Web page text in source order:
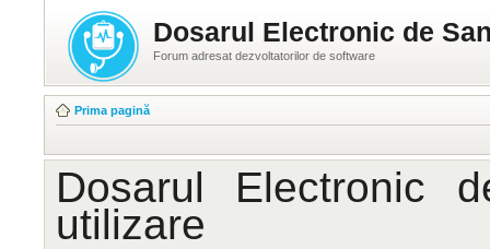
Dosarul Electronic de
Forum adresat dezvoltatorilor de software
Prima pagină
Dosarul Electronic
utilizare